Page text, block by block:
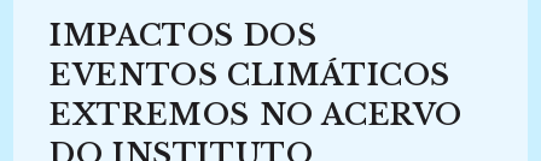
SÃO
PAULO:
Acervos
Documentais
(1890/2007)
–
(2008-
IMPACTOS DOS
EVENTOS CLIMÁTICOS
EXTREMOS NO ACERVO